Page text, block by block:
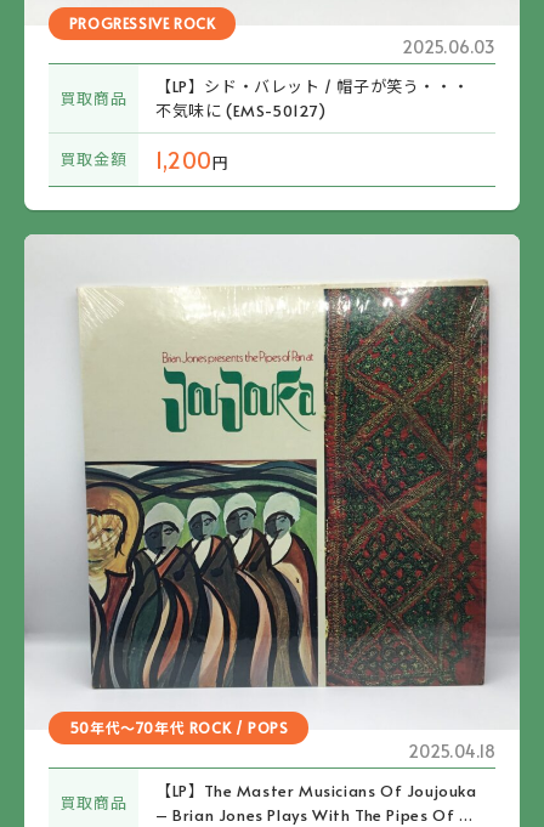
PROGRESSIVE ROCK
2025.06.03
買取商品
【LP】シド・バレット / 帽子が笑う・・・
不気味に (EMS-50127)
買取金額 1,200円
50年代～70年代 ROCK / POPS
2025.04.18
買取商品
【LP】The Master Musicians Of Joujouka
– Brian Jones Plays With The Pipes Of Pa